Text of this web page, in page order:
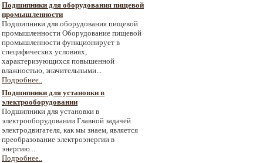
Подшипники для оборудования пищевой
промышленности
Подшипники для оборудования пищевой
промышленности Оборудование пищевой
промышленности функционирует в
специфических условиях,
характеризующихся повышенной
влажностью, значительными...
Подробнее..
Подшипники для установки в
электрооборудовании
Подшипники для установки в
электрооборудовании Главной задачей
электродвигателя, как мы знаем, является
преобразование электроэнергии в
энергию...
Подробнее..